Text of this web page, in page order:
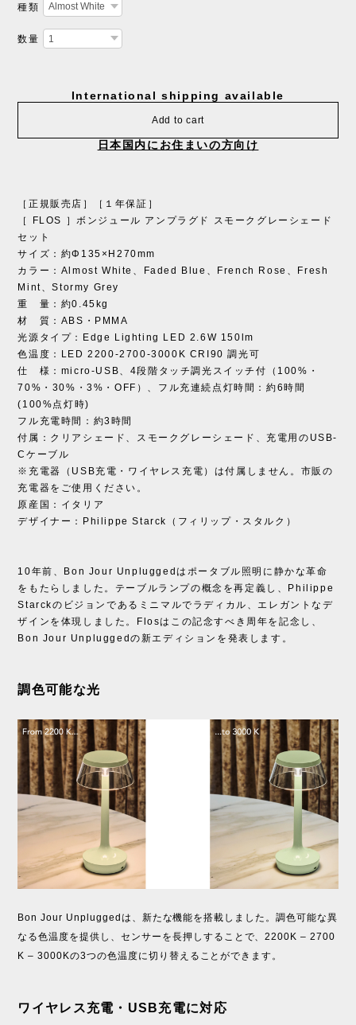
種類
数量
International shipping available
Add to cart
日本国内にお住まいの方向け
［正規販売店］［１年保証］
［ FLOS ］ボンジュール アンプラグド スモークグレーシェード
セット
サイズ：約Φ135×H270mm
カラー：Almost White、Faded Blue、French Rose、Fresh
Mint、Stormy Grey
重 量：約0.45kg
材 質：ABS・PMMA
光源タイプ：Edge Lighting LED 2.6W 150lm
色温度：LED 2200-2700-3000K CRI90 調光可
仕 様：micro-USB、4段階タッチ調光スイッチ付（100%・
70%・30%・3%・OFF）、フル充連続点灯時間：約6時間
(100%点灯時)
フル充電時間：約3時間
付属：クリアシェード、スモークグレーシェード、充電用のUSB-
Cケーブル
※充電器（USB充電・ワイヤレス充電）は付属しません。市販の
充電器をご使用ください。
原産国：イタリア
デザイナー：Philippe Starck（フィリップ・スタルク）
10年前、Bon Jour Unpluggedはポータブル照明に静かな革命
をもたらしました。テーブルランプの概念を再定義し、Philippe
Starckのビジョンであるミニマルでラディカル、エレガントなデ
ザインを体現しました。Flosはこの記念すべき周年を記念し、
Bon Jour Unpluggedの新エディションを発表します。
調色可能な光
Bon Jour Unpluggedは、新たな機能を搭載しました。調色可能な異
なる色温度を提供し、センサーを長押しすることで、2200K – 2700
K – 3000Kの3つの色温度に切り替えることができます。
ワイヤレス充電・USB充電に対応